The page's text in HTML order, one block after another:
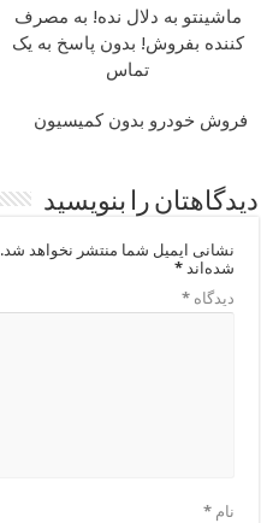
ماشینتو به دلال نده! به مصرف
کننده بفروش! بدون پاسخ به یک
تماس
فروش خودرو بدون کمیسیون
دیدگاهتان را بنویسید
نشانی ایمیل شما منتشر نخواهد شد.
شده‌اند*
دیدگاه*
نام*